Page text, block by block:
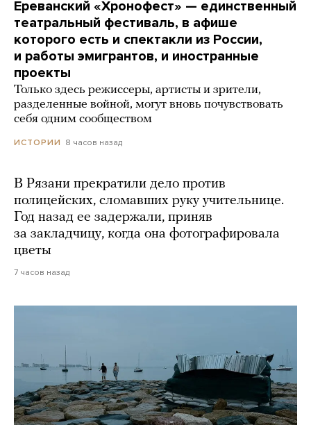
Ереванский «Хронофест» — единственный
театральный фестиваль, в афише
которого есть и спектакли из России,
и работы эмигрантов, и иностранные
проекты
Только здесь режиссеры, артисты и зрители,
разделенные войной, могут вновь почувствовать
себя одним сообществом
ИСТОРИИ 8 часов назад
В Рязани прекратили дело против
полицейских, сломавших руку учительнице.
Год назад ее задержали, приняв
за закладчицу, когда она фотографировала
цветы
7 часов назад